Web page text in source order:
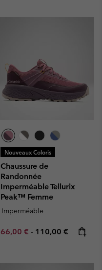
Nouveaux Coloris
Chaussure de
Randonnée
Imperméable Tellurix
Peak™ Femme
Imperméable
Minimum sale price:
66,00 € - Maximum price:
110,00 €